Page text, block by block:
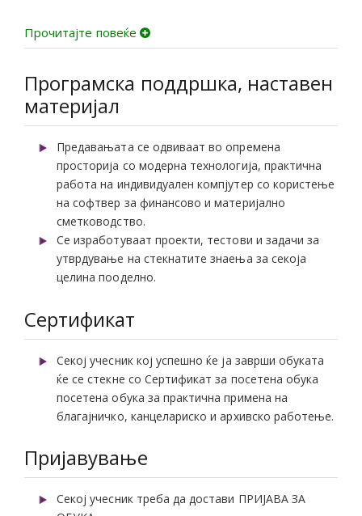
Прочитајте повеќе
Програмска поддршка, наставен
материјал
Предавањата се одвиваат во опремена
просторија со модерна технологија, практична
работа на индивидуален компјутер со користење
на софтвер за финансово и материјално
сметководство.
Се изработуваат проекти, тестови и задачи за
утврдување на стекнатите знаења за секоја
целина пооделно.
Сертификат
Секој учесник кој успешно ќе ја заврши обуката
ќе се стекне со Сертификат за посетена обука
посетена обука за практична примена на
благајничко, канцелариско и архивско работење.
Пријавување
Секој учесник треба да достави ПРИЈАВА ЗА